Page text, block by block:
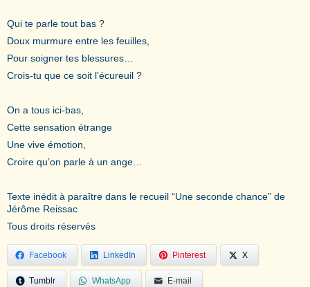
Qui te parle tout bas ?
Doux murmure entre les feuilles,
Pour soigner tes blessures…
Crois-tu que ce soit l’écureuil ?
On a tous ici-bas,
Cette sensation étrange
Une vive émotion,
Croire qu’on parle à un ange…
Texte inédit à paraître dans le recueil “Une seconde chance” de
Jérôme Reissac
Tous droits réservés
Facebook LinkedIn Pinterest X
Tumblr WhatsApp E-mail